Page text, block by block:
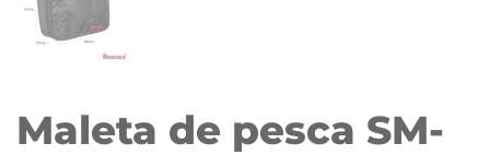
Maleta de pesca SM-